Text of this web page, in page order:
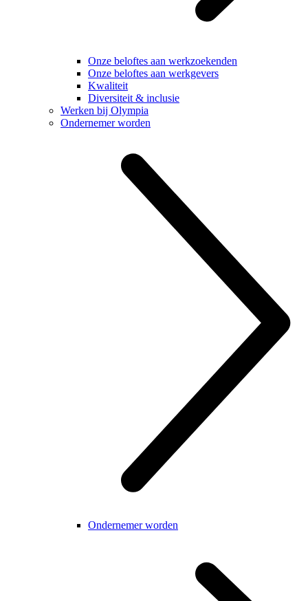
Onze beloftes aan werkzoekenden
Onze beloftes aan werkgevers
Kwaliteit
Diversiteit & inclusie
Werken bij Olympia
Ondernemer worden
Ondernemer worden